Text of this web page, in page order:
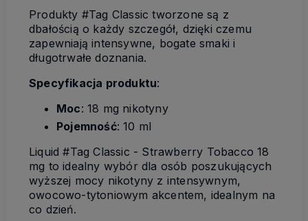
Produkty #Tag Classic tworzone są z
dbałością o każdy szczegół, dzięki czemu
zapewniają intensywne, bogate smaki i
długotrwałe doznania.
Specyfikacja produktu:
Moc: 18 mg nikotyny
Pojemność: 10 ml
Liquid #Tag Classic - Strawberry Tobacco 18
mg to idealny wybór dla osób poszukujących
wyższej mocy nikotyny z intensywnym,
owocowo-tytoniowym akcentem, idealnym na
co dzień.